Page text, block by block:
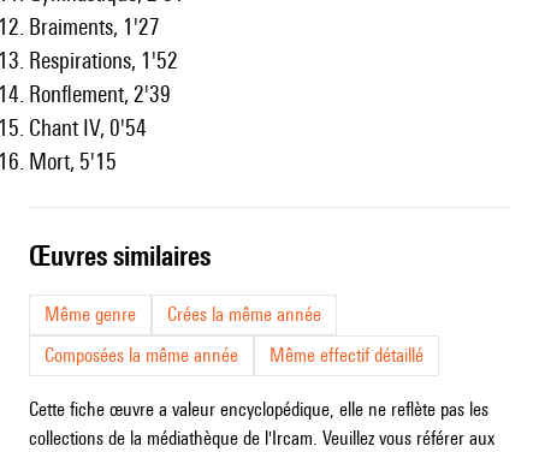
Braiments, 1'27
Respirations, 1'52
Ronflement, 2'39
Chant IV, 0'54
Mort, 5'15
œuvres similaires
Même genre
Crées la même année
Composées la même année
Même effectif détaillé
Cette fiche œuvre a valeur encyclopédique, elle ne reflète pas les
collections de la médiathèque de l'Ircam. Veuillez vous référer aux